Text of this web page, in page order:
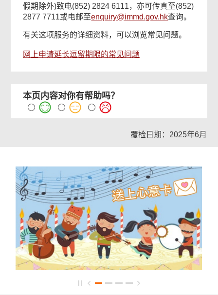
假期除外)致电(852) 2824 6111，亦可传真至(852)
2877 7711或电邮至enquiry@immd.gov.hk查询。
有关这项服务的详细资料，可以浏览常见问题。
网上申请延长逗留期限的常见问题
本页内容对你有帮助吗？
覆检日期：2025年6月